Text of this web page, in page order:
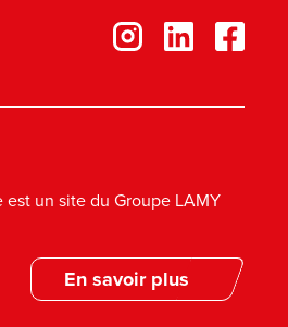
un site du Groupe LAMY
En savoir plus